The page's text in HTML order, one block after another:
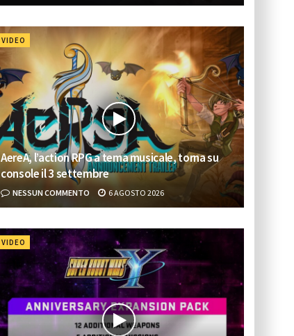
VIDEO
AereA, l’action RPG a tema musicale, torna su
console il 3 settembre
NESSUN COMMENTO 6 AGOSTO 2026
VIDEO